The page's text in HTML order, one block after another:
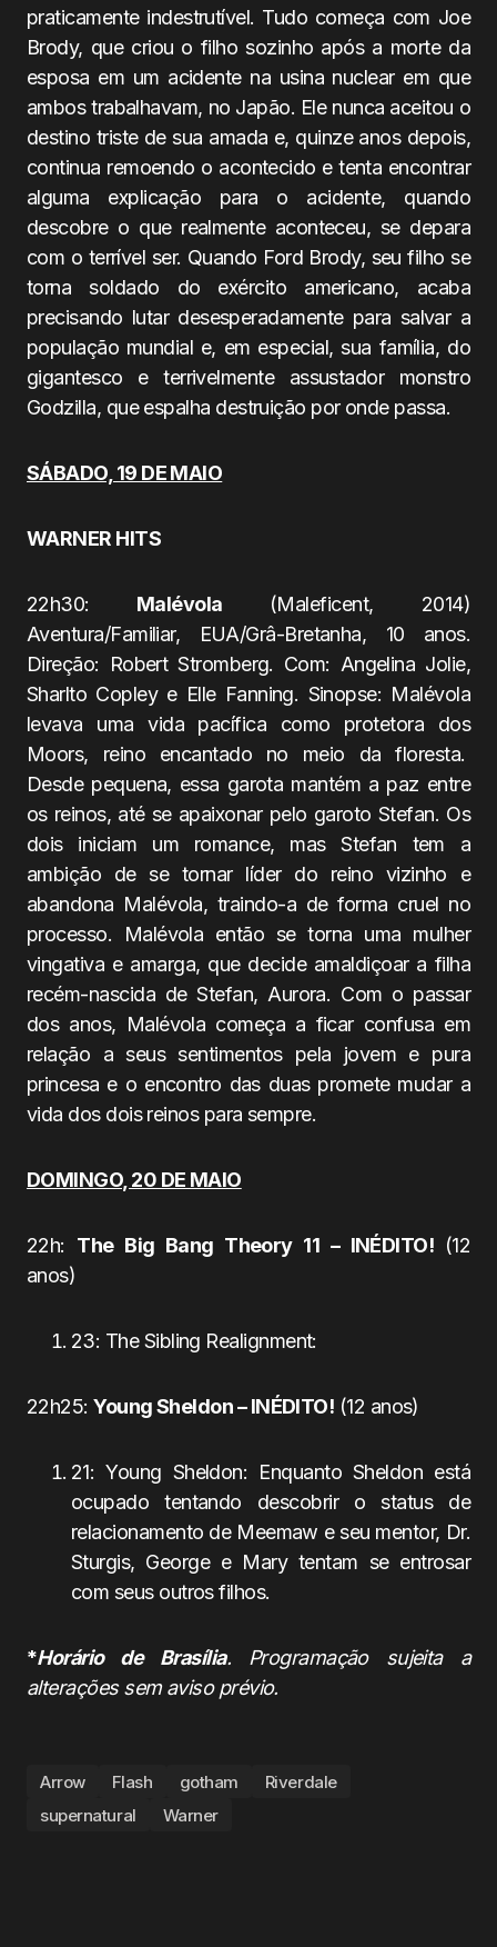
praticamente indestrutível. Tudo começa com Joe
Brody, que criou o filho sozinho após a morte da
esposa em um acidente na usina nuclear em que
ambos trabalhavam, no Japão. Ele nunca aceitou o
destino triste de sua amada e, quinze anos depois,
continua remoendo o acontecido e tenta encontrar
alguma explicação para o acidente, quando
descobre o que realmente aconteceu, se depara
com o terrível ser. Quando Ford Brody, seu filho se
torna soldado do exército americano, acaba
precisando lutar desesperadamente para salvar a
população mundial e, em especial, sua família, do
gigantesco e terrivelmente assustador monstro
Godzilla, que espalha destruição por onde passa.
SÁBADO, 19 DE MAIO
WARNER HITS
22h30: Malévola (Maleficent, 2014)
Aventura/Familiar, EUA/Grâ-Bretanha, 10 anos.
Direção: Robert Stromberg. Com: Angelina Jolie,
Sharlto Copley e Elle Fanning. Sinopse: Malévola
levava uma vida pacífica como protetora dos
Moors, reino encantado no meio da floresta.
Desde pequena, essa garota mantém a paz entre
os reinos, até se apaixonar pelo garoto Stefan. Os
dois iniciam um romance, mas Stefan tem a
ambição de se tornar líder do reino vizinho e
abandona Malévola, traindo-a de forma cruel no
processo. Malévola então se torna uma mulher
vingativa e amarga, que decide amaldiçoar a filha
recém-nascida de Stefan, Aurora. Com o passar
dos anos, Malévola começa a ficar confusa em
relação a seus sentimentos pela jovem e pura
princesa e o encontro das duas promete mudar a
vida dos dois reinos para sempre.
DOMINGO, 20 DE MAIO
22h: The Big Bang Theory 11 – INÉDITO! (12
anos)
23: The Sibling Realignment:
22h25:Young Sheldon – INÉDITO! (12 anos)
21: Young Sheldon: Enquanto Sheldon está
ocupado tentando descobrir o status de
relacionamento de Meemaw e seu mentor, Dr.
Sturgis, George e Mary tentam se entrosar
com seus outros filhos.
*Horário de Brasília. Programação sujeita a
alterações sem aviso prévio.
Arrow Flash gotham
Riverdale
supernatural
Warner